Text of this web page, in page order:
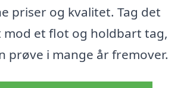
priser og kvalitet. Tag det
et flot og holdbart tag,
prøve i mange år fremover.